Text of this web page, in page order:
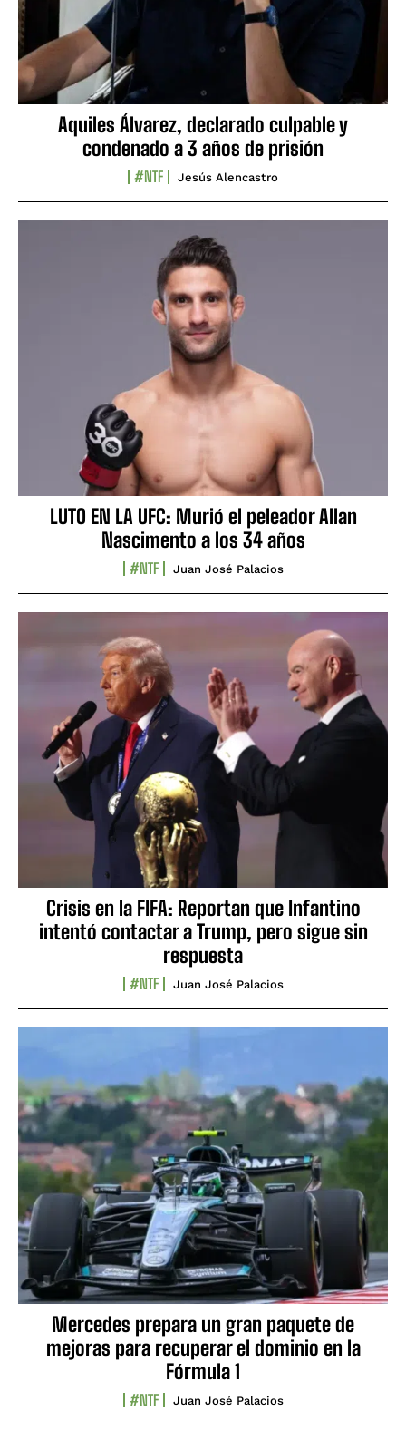
Aquiles Álvarez, declarado culpable y
condenado a 3 años de prisión
#NTF Jesús Alencastro
LUTO EN LA UFC: Murió el peleador Allan
Nascimento a los 34 años
#NTF Juan José Palacios
Crisis en la FIFA: Reportan que Infantino
intentó contactar a Trump, pero sigue sin
respuesta
#NTF Juan José Palacios
Mercedes prepara un gran paquete de
mejoras para recuperar el dominio en la
Fórmula 1
#NTF Juan José Palacios